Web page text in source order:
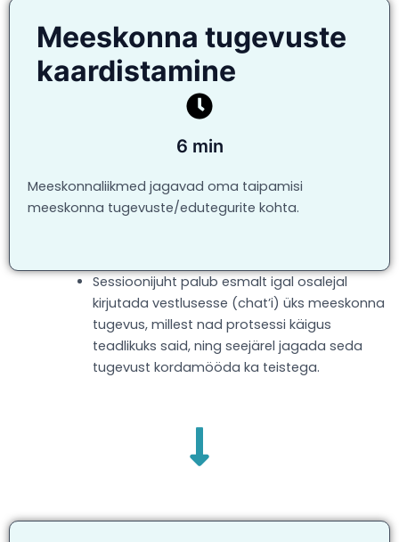
Meeskonna tugevuste
kaardistamine
6 min
Meeskonnaliikmed jagavad oma taipamisi
meeskonna tugevuste/edutegurite kohta.
Sessioonijuht palub esmalt igal osalejal
kirjutada vestlusesse (chat’i) üks meeskonna
tugevus, millest nad protsessi käigus
teadlikuks said, ning seejärel jagada seda
tugevust kordamööda ka teistega.